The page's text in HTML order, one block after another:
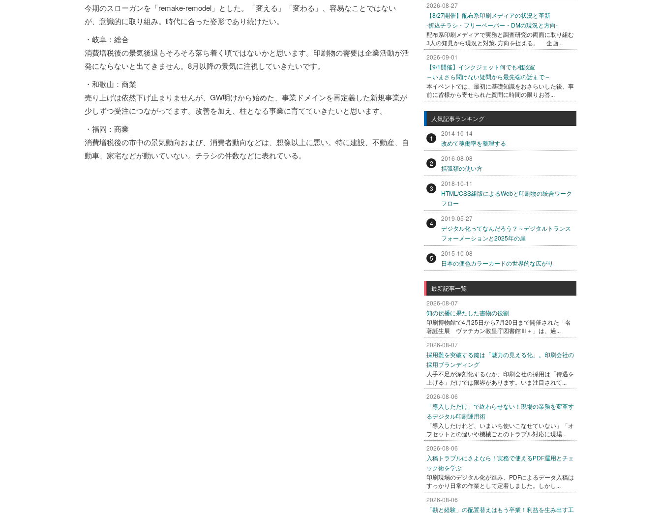
今期のスローガンを「remake-remodel」とした。「変える」「変わる」、容易なことではない
が、意識的に取り組み。時代に合った姿形であり続けたい。
・岐阜：総合
消費増税後の景気後退もそろそろ落ち着く頃ではないかと思います。印刷物の需要は企業活動が活
発にならないと出てきません。8月以降の景気に注視していきたいです。
・和歌山：商業
売り上げは依然下げ止まりませんが、GW明けから始めた、事業ドメインを再定義した新規事業が
少しずつ受注につながってます。改善を加え、柱となる事業に育てていきたいと思います。
・福岡：商業
消費増税後の市中の景気動向および、消費者動向などは、想像以上に悪い。特に建設、不動産、自
動車、家宅などが動いていない。チラシの件数などに表れている。
2026-08-27
【8/27開催】配布系印刷メディアの状況と革新
-折込チラシ・フリーペーパー・DMの現況と方向-
配布系印刷メディアで実務と調査研究の両面に取り組む
3人の知見から現況と対策､方向を捉える。 企画...
2026-09-01
【9/1開催】インクジェット何でも相談室
～いまさら聞けない疑問から最先端の話まで～
本イベントでは、最初に基礎知識をおさらいした後、事
前に皆様から寄せられた質問に時間の限りお答...
人気記事ランキング
1
2014-10-14
改めて稼働率を整理する
2
2016-08-08
括弧類の使い方
3
2018-10-11
HTML/CSS組版によるWebと印刷物の統合ワーク
フロー
4
2019-05-27
デジタル化ってなんだろう？～デジタルトランス
フォーメーションと2025年の崖
5
2015-10-08
日本の便色カラーカードの世界的な広がり
最新記事一覧
2026-08-07
知の伝播に果たした書物の役割
印刷博物館で4月25日から7月20日まで開催された「名
著誕生展 ヴァチカン教皇庁図書館Ⅲ＋」は、過...
2026-08-07
採用難を突破する鍵は「魅力の見える化」。印刷会社の
採用ブランディング
人手不足が深刻化するなか、印刷会社の採用は「待遇を
上げる」だけでは限界があります。いま注目されて...
2026-08-06
「導入しただけ」で終わらせない！現場の業務を変革す
るデジタル印刷運用術
「導入したけれど、いまいち使いこなせていない」「オ
フセットとの違いや機械ごとのトラブル対応に現場...
2026-08-06
入稿トラブルにさよなら！実務で使えるPDF運用とチェ
ック術を学ぶ
印刷現場のデジタル化が進み、PDFによるデータ入稿は
すっかり日常の作業として定着しました。しかし...
2026-08-06
「勘と経験」の配置替えはもう卒業！利益を生み出す工